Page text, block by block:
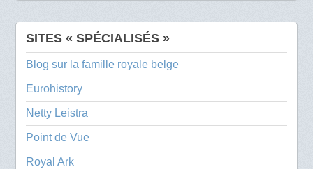
SITES « SPÉCIALISÉS »
Blog sur la famille royale belge
Eurohistory
Netty Leistra
Point de Vue
Royal Ark